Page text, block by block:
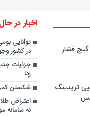
فشار
تریدینگ
اخبار در
در کشور
جزئیات
زد!
شکستن کمر
اعتراض
نه سامانه